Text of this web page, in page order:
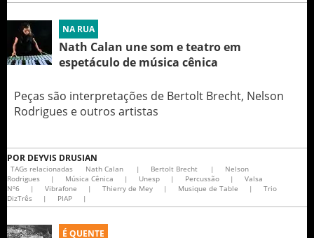
NA RUA
Nath Calan une som e teatro em
espetáculo de música cênica
Peças são interpretações de Bertolt Brecht, Nelson
Rodrigues e outros artistas
POR DEYVIS DRUSIAN
TAGs relacionadas Nath Calan | Bertolt Brecht |
Nelson
Rodrigues
| Música Cênica | Unesp | Percussão |
Valsa
Nº6
| Vibrafone | Thierry de Mey | Musique de Table |
Trio
DizTrês
| PIAP |
É QUENTE